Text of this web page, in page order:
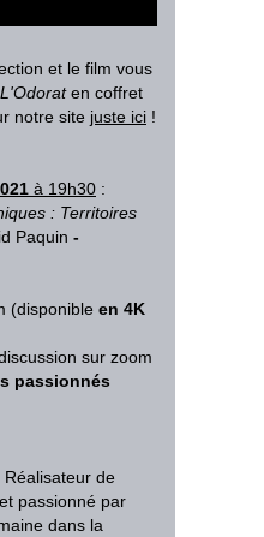
et le film vous
L'Odoraten coffret
notre site juste ici !
à 19h30 :
: Territoires
Paquin -
(disponible en 4K
sur zoom
passionnés
Réalisateur de
passionné par
dans la